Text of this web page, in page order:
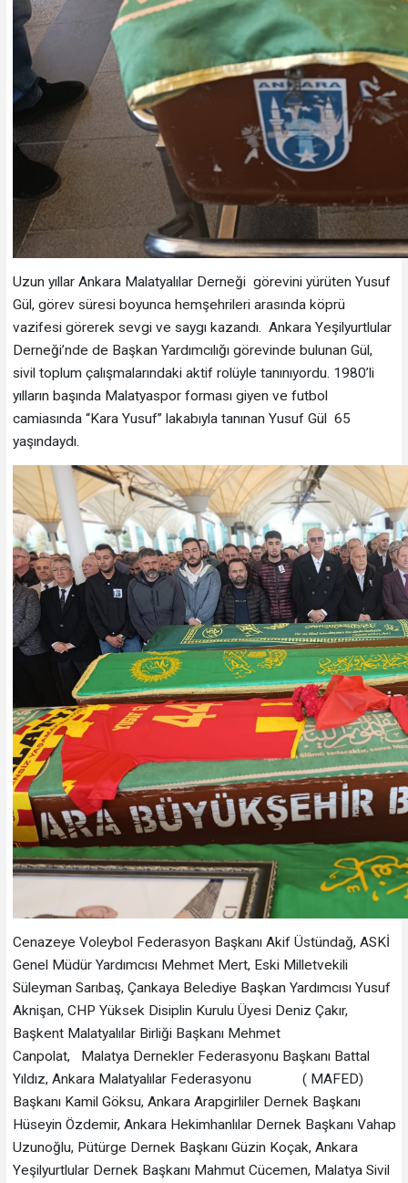
Uzun yıllar Ankara Malatyalılar Derneği görevini yürüten Yusuf
Gül, görev süresi boyunca hemşehrileri arasında köprü
vazifesi görerek sevgi ve saygı kazandı. Ankara Yeşilyurtlular
Derneği’nde de Başkan Yardımcılığı görevinde bulunan Gül,
sivil toplum çalışmalarındaki aktif rolüyle tanınıyordu. 1980’li
yılların başında Malatyaspor forması giyen ve futbol
camiasında “Kara Yusuf” lakabıyla tanınan Yusuf Gül 65
yaşındaydı.
Cenazeye Voleybol Federasyon Başkanı Akif Üstündağ, ASKİ
Genel Müdür Yardımcısı Mehmet Mert, Eski Milletvekili
Süleyman Sarıbaş, Çankaya Belediye Başkan Yardımcısı Yusuf
Aknişan, CHP Yüksek Disiplin Kurulu Üyesi Deniz Çakır,
Başkent Malatyalılar Birliği Başkanı Mehmet
Canpolat, Malatya Dernekler Federasyonu Başkanı Battal
Yıldız, Ankara Malatyalılar Federasyonu ( MAFED)
Başkanı Kamil Göksu, Ankara Arapgirliler Dernek Başkanı
Hüseyin Özdemir, Ankara Hekimhanlılar Dernek Başkanı Vahap
Uzunoğlu, Pütürge Dernek Başkanı Güzin Koçak, Ankara
Yeşilyurtlular Dernek Başkanı Mahmut Cücemen, Malatya Sivil